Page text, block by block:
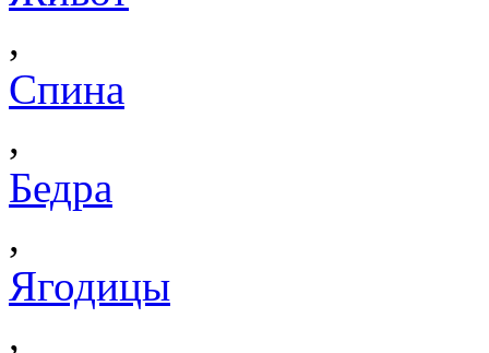
,
Спина
,
Бедра
,
Ягодицы
,